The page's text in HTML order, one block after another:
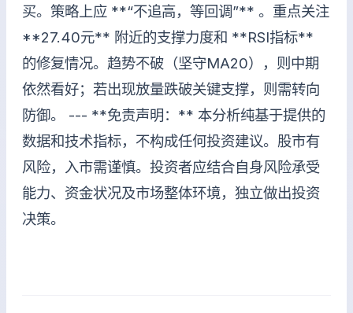
买。策略上应 **“不追高，等回调”** 。重点关注
**27.40元** 附近的支撑力度和 **RSI指标**
的修复情况。趋势不破（坚守MA20），则中期
依然看好；若出现放量跌破关键支撑，则需转向
防御。 --- **免责声明：** 本分析纯基于提供的
数据和技术指标，不构成任何投资建议。股市有
风险，入市需谨慎。投资者应结合自身风险承受
能力、资金状况及市场整体环境，独立做出投资
决策。